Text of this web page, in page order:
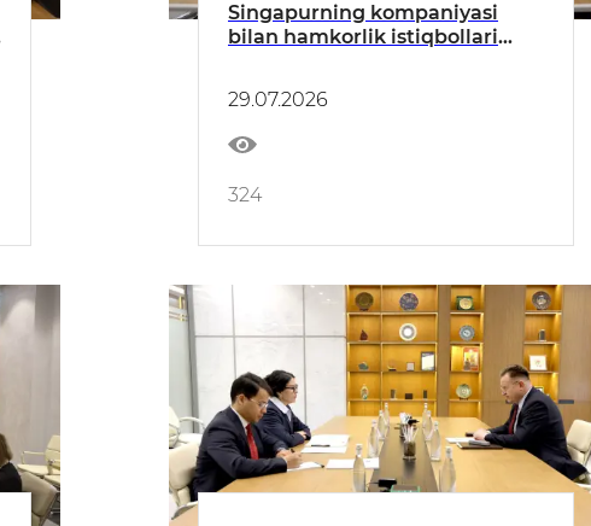
Singapurning kompaniyasi
bilan hamkorlik istiqbollari
29.07.2026
324